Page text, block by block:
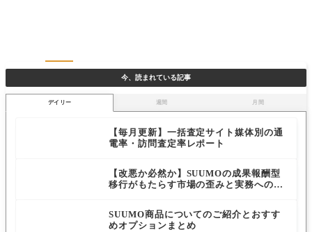
今、読まれている記事
デイリー 週間 月間
【毎月更新】一括査定サイト媒体別の通
電率・訪問査定率レポート
【改悪か必然か】SUUMOの成果報酬型
移行がもたらす市場の歪みと実務への影
SUUMO商品についてのご紹介とおすす
めオプションまとめ